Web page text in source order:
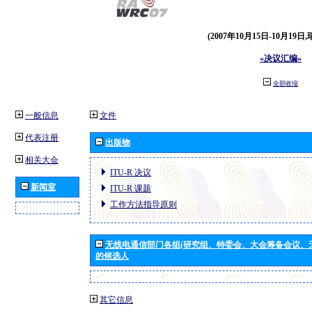
(2007年10月15日-10月19日,
«决议汇编»
全部收缩
一般信息
代表注册
相关大会
新闻室
文件
出版物
ITU-R 决议
ITU-R 课题
工作方法指导原则
无线电通信部门各组(研究组、特委会、大会筹备会议
的候选人
其它信息